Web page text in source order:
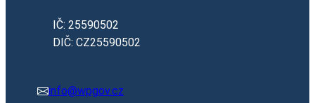
IČ: 25590502
DIČ: CZ25590502
info@wpgov.cz